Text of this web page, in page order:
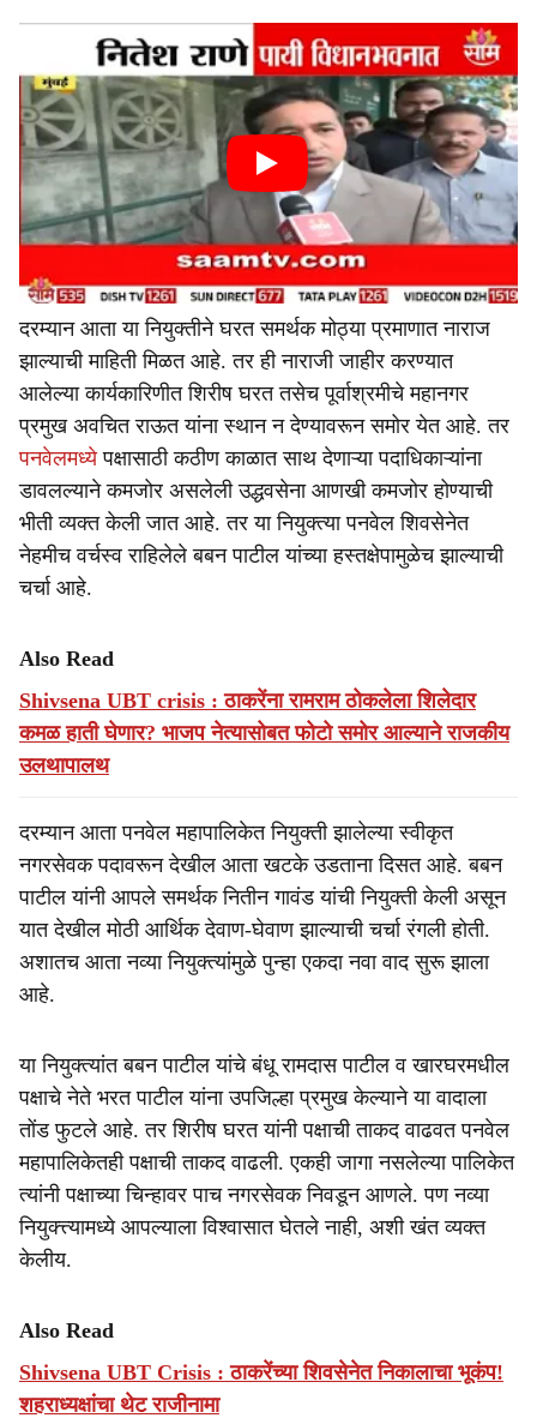
दरम्यान आता या नियुक्तीने घरत समर्थक मोठ्या प्रमाणात नाराज
झाल्याची माहिती मिळत आहे. तर ही नाराजी जाहीर करण्यात
आलेल्या कार्यकारिणीत शिरीष घरत तसेच पूर्वाश्रमीचे महानगर
प्रमुख अवचित राऊत यांना स्थान न देण्यावरून समोर येत आहे. तर
पनवेलमध्येपक्षासाठी कठीण काळात साथ देणाऱ्या पदाधिकाऱ्यांना
डावलल्याने कमजोर असलेली उद्धवसेना आणखी कमजोर होण्याची
भीती व्यक्त केली जात आहे. तर या नियुक्त्या पनवेल शिवसेनेत
नेहमीच वर्चस्व राहिलेले बबन पाटील यांच्या हस्तक्षेपामुळेच झाल्याची
चर्चा आहे.
Also Read
Shivsena UBT crisis : ठाकरेंना रामराम ठोकलेला शिलेदार
कमळ हाती घेणार? भाजप नेत्यासोबत फोटो समोर आल्याने राजकीय
उलथापालथ
दरम्यान आता पनवेल महापालिकेत नियुक्ती झालेल्या स्वीकृत
नगरसेवक पदावरून देखील आता खटके उडताना दिसत आहे. बबन
पाटील यांनी आपले समर्थक नितीन गावंड यांची नियुक्ती केली असून
यात देखील मोठी आर्थिक देवाण-घेवाण झाल्याची चर्चा रंगली होती.
अशातच आता नव्या नियुक्त्यांमुळे पुन्हा एकदा नवा वाद सुरू झाला
आहे.
या नियुक्त्यांत बबन पाटील यांचे बंधू रामदास पाटील व खारघरमधील
पक्षाचे नेते भरत पाटील यांना उपजिल्हा प्रमुख केल्याने या वादाला
तोंड फुटले आहे. तर शिरीष घरत यांनी पक्षाची ताकद वाढवत पनवेल
महापालिकेतही पक्षाची ताकद वाढली. एकही जागा नसलेल्या पालिकेत
त्यांनी पक्षाच्या चिन्हावर पाच नगरसेवक निवडून आणले. पण नव्या
नियुक्त्त्यामध्ये आपल्याला विश्वासात घेतले नाही, अशी खंत व्यक्त
केलीय.
Also Read
Shivsena UBT Crisis : ठाकरेंच्या शिवसेनेत निकालाचा भूकंप!
शहराध्यक्षांचा थेट राजीनामा